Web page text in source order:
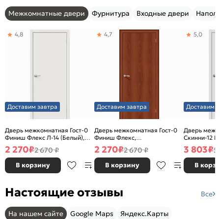
Межкомнатные двери Фурнитура Входные двери
Доставим завтра
Дверь межкомнатная Гост-0
Финиш Флекс Л-14 (Белый),
глухая, каркасно-щитовая
4,8
2 270₽2 670 ₽
В корзину
Доставим завтра
Дверь межкомнатная Гост-0
Финиш Флекс,
Ламинированные Л-11
(ИталОрех), глухая, каркасно-
щитовая
4,7
2 270₽2 670 ₽
В корзину
Доставим
Дверь
Скинни-12
глухая,
5,0
3 803₽5
В
Настоящие отзывы Все
На нашем сайте Google Maps Яндекс.Карты